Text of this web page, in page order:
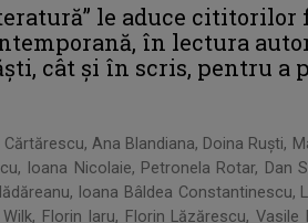
le aduce
în lectura
cât și în scris, pentru
Ana Blandiana, Doina Ruști,
Ioana Nicolaie, Petronela Rotar, Dan
Ioana Bâldea Constantinescu,
Florin Iaru, Florin Lăzărescu,